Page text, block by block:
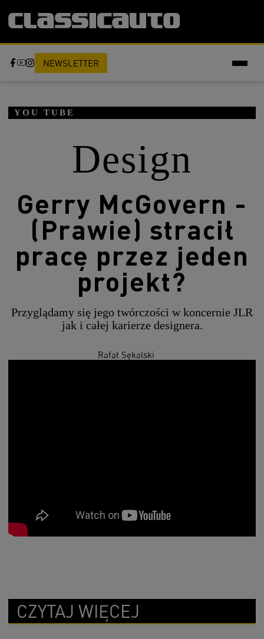
NEWSLETTER
YOU TUBE
Design
Gerry McGovern -
(Prawie) stracił
pracę przez jeden
projekt?
Przyglądamy się jego twórczości w koncernie JLR
jak i całej karierze designera.
Rafał Sękalski
CZYTAJ WIĘCEJ